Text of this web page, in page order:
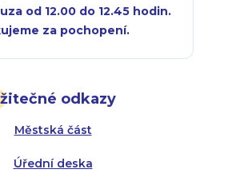
odkazy
Městská část
Úřední deska
od 12.00 do 12.45 hodin.
za pochopení.